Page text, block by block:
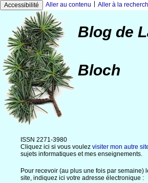
Accessibilité Aller au contenu Aller à la
Blog de
Bloch
ISSN 2271-3980
Cliquez ici si vous voulez visiter mon autre
sujets informatiques et mes enseignements.
Pour recevoir (au plus une fois par semaine)
site, indiquez ici votre adresse électronique :